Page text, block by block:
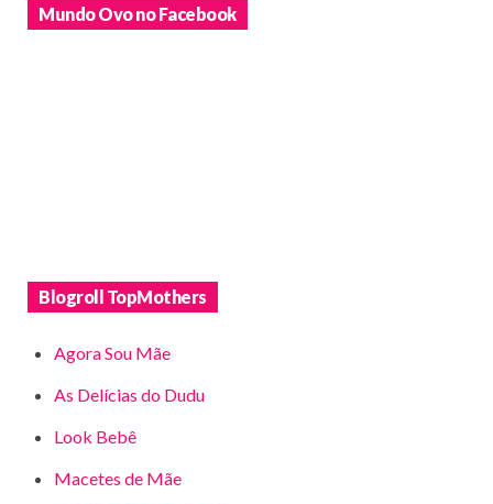
Mundo Ovo no Facebook
Blogroll TopMothers
Agora Sou Mãe
As Delícias do Dudu
Look Bebê
Macetes de Mãe